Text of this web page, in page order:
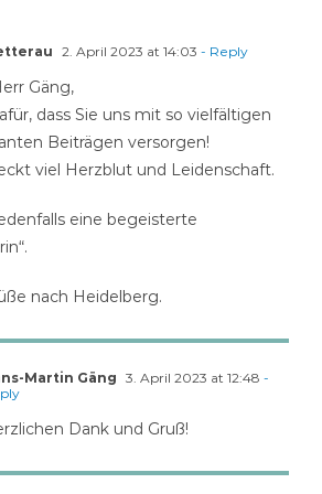
2. April 2023 at 14:03 - Reply
Gäng,
dass Sie uns mit so vielfältigen
Beiträgen versorgen!
viel Herzblut und Leidenschaft.
eine begeisterte
nach Heidelberg.
Martin Gäng 3. April 2023 at 12:48 -
Dank und Gruß!